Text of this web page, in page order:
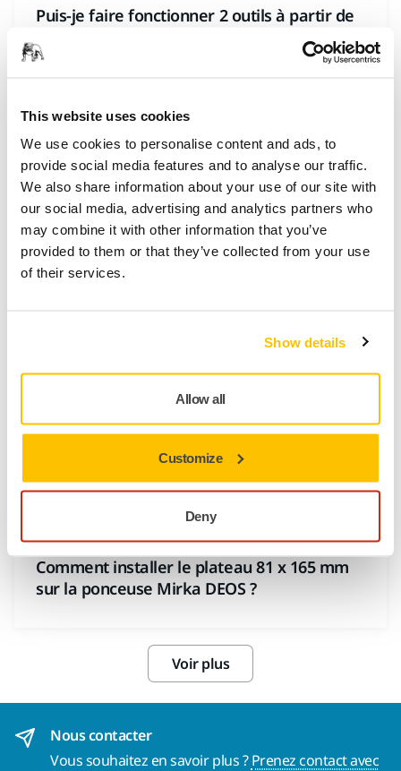
This website uses cookies
We use cookies to personalise content and ads, to
provide social media features and to analyse our traffic.
We also share information about your use of our site with
our social media, advertising and analytics partners who
may combine it with other information that you’ve
provided to them or that they’ve collected from your use
of their services.
Show details
Allow all
Customize
Deny
Puis-je faire fonctionner 2 outils à partir de
ASSISTANCE OUTILS, EXTRACTEURS DE POUSSIÈRE
Que signifie PC sur mon aspirateur ?
ASSISTANCE OUTILS, PONCEUSES ÉLECTRIQUES
Comment installer le plateau 81 x 165 mm
sur la ponceuse Mirka DEOS ?
Voir plus
Nous contacter
Vous souhaitez en savoir plus ?Prenez contact avec